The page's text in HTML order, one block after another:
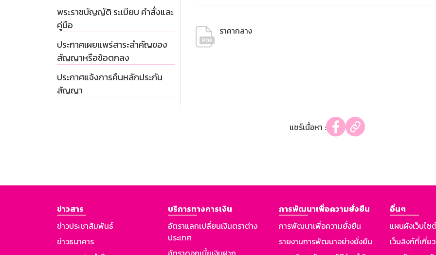
พระราชบัญญัติ ระเบียบ คำสั่งและ
คู่มือ
ประกาศเผยแพร่สาระสำคัญของ
สัญญาหรือข้อตกลง
ประกาศแจ้งการคืนหลักประกัน
สัญญา
ราคากลาง
แชร์เนื้อหา :
ข่าวสาร
ข่าวประชาสัมพันธ์
ข่าวธนาคาร
บริการทางการเงิน
อัตราแลกเปลี่ยนเงินตราต่าง
ประเทศ
การพัฒนาเพื่อความยั่งยืน
การพัฒนาเพื่อความยั่งยืน
รายงานการพัฒนาอย่างยั่งยืน
อื่นๆ
แผนผังเว็บไซ
เว็บลิงก์ที่เกี่ย